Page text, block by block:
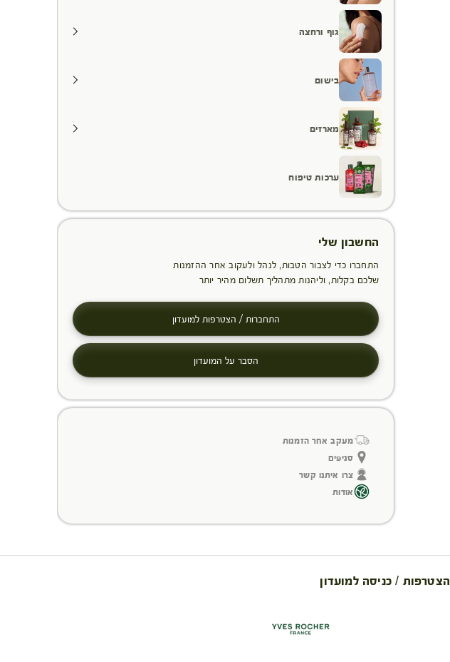
גוף ורחצה
בישום
מארזים
ערכות טיפוח
החשבון שלי
התחברו כדי לצבור הטבות, לנהל ולעקוב אחר ההזמנות
שלכם בקלות, וליהנות מתהליך תשלום מהיר יותר
התחברות / הצטרפות למועדון
הסבר על המועדון
מעקב אחר הזמנות
סניפים
צרו איתנו קשר
אודות
הצטרפות / כניסה למועדון